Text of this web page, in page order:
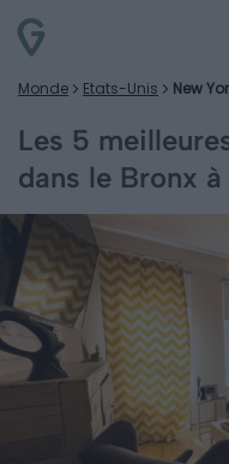
Monde Etats-Unis New
Les 5
dans le Bronx